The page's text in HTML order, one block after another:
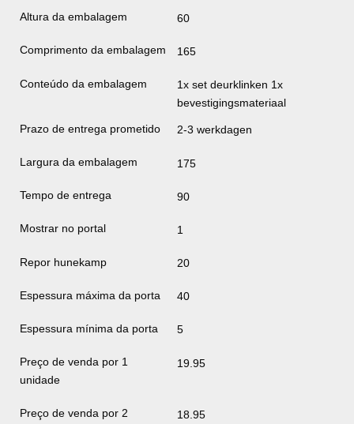
Altura da embalagem 60
Comprimento da embalagem 165
Conteúdo da embalagem
1x set deurklinken 1x
bevestigingsmateriaal
Prazo de entrega prometido 2-3 werkdagen
Largura da embalagem 175
Tempo de entrega 90
Mostrar no portal 1
Repor hunekamp 20
Espessura máxima da porta 40
Espessura mínima da porta 5
Preço de venda por 1
unidade
19.95
Preço de venda por 2
18.95